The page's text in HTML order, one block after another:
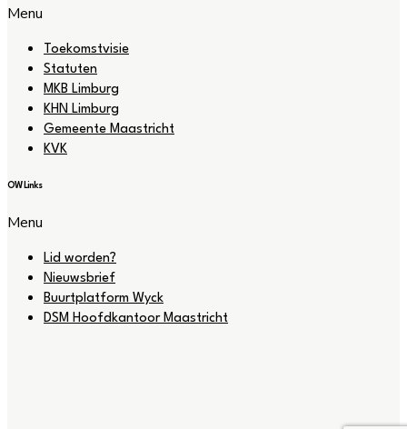
Menu
Toekomstvisie
Statuten
MKB Limburg
KHN Limburg
Gemeente Maastricht
KVK
OW Links
Menu
Lid worden?
Nieuwsbrief
Buurtplatform Wyck
DSM Hoofdkantoor Maastricht